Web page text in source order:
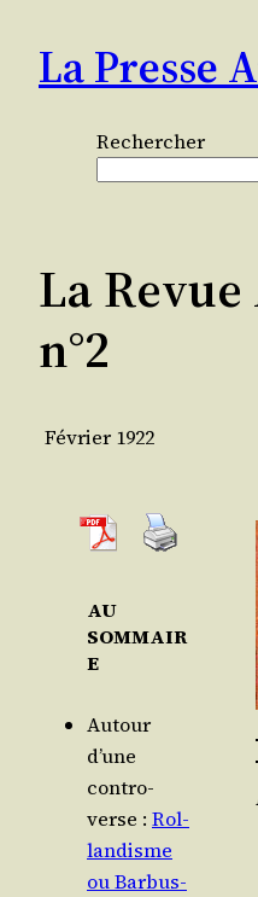
contenu
La Presse
Rechercher
La
n°2
Février 1922
AU
SOMMAIR
E
Autour
d’une
contro­
verse : Rol­
lan­disme
ou Bar­bus­